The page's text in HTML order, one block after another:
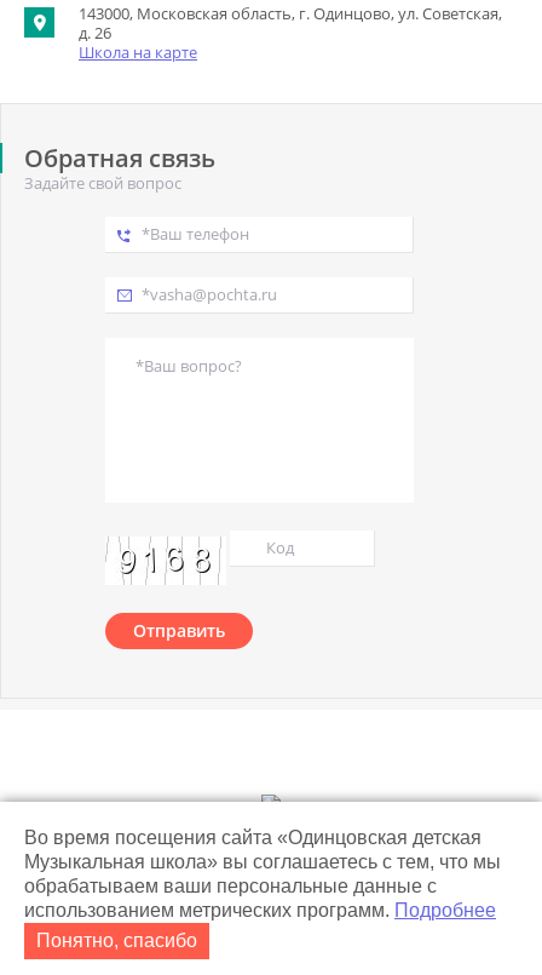
143000, Московская область, г. Одинцово, ул. Советская,
д. 26
Школа на карте
Обратная связь
Задайте свой вопрос
Отправить
© 2018 Одинцовская детская музыкальная школа
Во время посещения сайта «Одинцовская детская
Музыкальная школа» вы соглашаетесь с тем, что мы
обрабатываем ваши персональные данные с
использованием метрических программ. Подробнее
Понятно, спасибо